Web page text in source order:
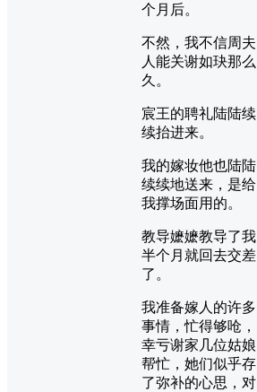
个月后。
不然，我不信周夫
人能关谢如玦那么
久。
宸王的聘礼陆陆续
续抬进来。
我的嫁妆他也陆陆
续续地送来，是给
我撑场面用的。
教导嬷嬷教导了我
半个月就回去交差
了。
我准备嫁人的许多
事情，忙得够呛，
幸亏谢家几位姑娘
帮忙，她们似乎存
了弥补的心思，对